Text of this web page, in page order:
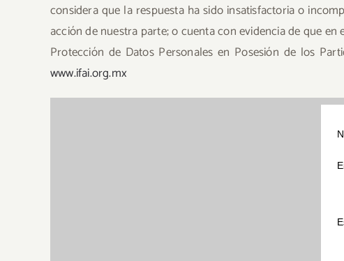
considera que la respuesta ha sido insatisfactoria o
acción de nuestra parte; o cuenta con evidencia de que
Protección de Datos Personales en Posesión de los
www.ifai.org.mx